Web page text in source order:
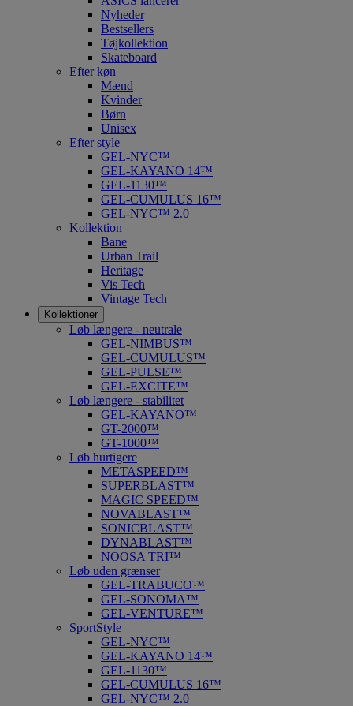
Nyheder
Bestsellers
Tøjkollektion
Skateboard
Efter køn
Mænd
Kvinder
Børn
Unisex
Efter style
GEL-NYC™
GEL-KAYANO 14™
GEL-1130™
GEL-CUMULUS 16™
GEL-NYC™ 2.0
Kollektion
Bane
Urban Trail
Heritage
Vis Tech
Vintage Tech
Kollektioner
Løb længere - neutrale
GEL-NIMBUS™
GEL-CUMULUS™
GEL-PULSE™
GEL-EXCITE™
Løb længere - stabilitet
GEL-KAYANO™
GT-2000™
GT-1000™
Løb hurtigere
METASPEED™
SUPERBLAST™
MAGIC SPEED™
NOVABLAST™
SONICBLAST™
DYNABLAST™
NOOSA TRI™
Løb uden grænser
GEL-TRABUCO™
GEL-SONOMA™
GEL-VENTURE™
SportStyle
GEL-NYC™
GEL-KAYANO 14™
GEL-1130™
GEL-CUMULUS 16™
GEL-NYC™ 2.0